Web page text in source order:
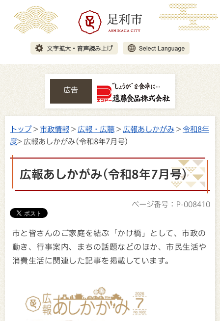
広告
トップ> 市政情報 > 広報・広聴 > 広報あしかがみ > 令和8年
度> 広報あしかがみ(令和8年7月号)
広報あしかがみ(令和8年7月号)
ページ番号：P-008410
市と皆さんのご家庭を結ぶ「かけ橋」として、市政の
動き、行事案内、まちの話題などのほか、市民生活や
消費生活に関連した記事を掲載しています。